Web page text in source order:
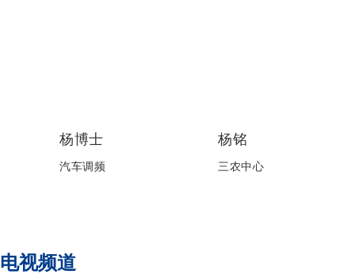
杨博士
汽车调频
杨铭
三农中心
电视频道